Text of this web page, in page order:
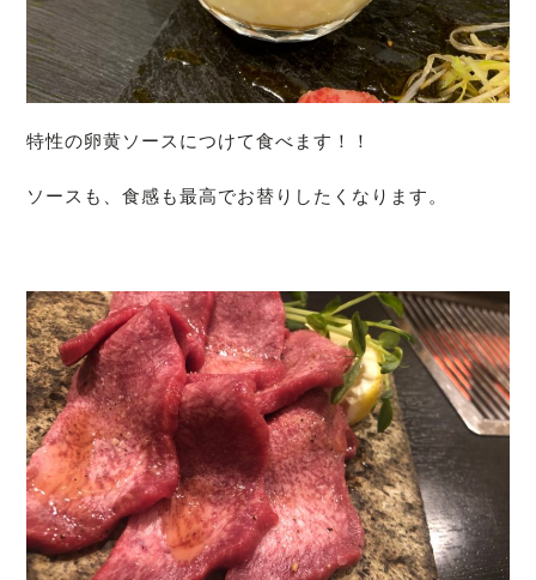
特性の卵黄ソースにつけて食べます！！
ソースも、食感も最高でお替りしたくなります。